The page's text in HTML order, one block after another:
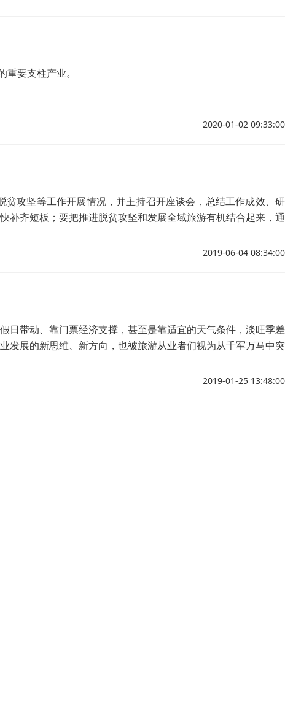
要支柱产业。
2020-01-02 09:33:00
攻坚等工作开展情况，并主持召开座谈会，总结工作成效、研
补齐短板；要把推进脱贫攻坚和发展全域旅游有机结合起来，通
2019-06-04 08:34:00
日带动、靠门票经济支撑，甚至是靠适宜的天气条件，淡旺季差
发展的新思维、新方向，也被旅游从业者们视为从千军万马中突
2019-01-25 13:48:00